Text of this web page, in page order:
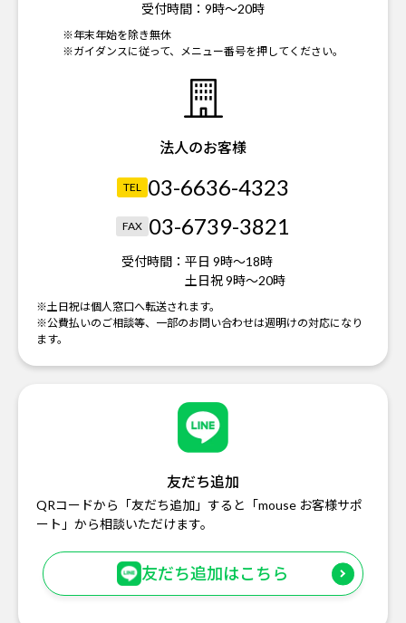
受付時間： 9時～20時
※年末年始を除き無休
※ガイダンスに従って、メニュー番号を押してください。
法人のお客様
TEL 03-6636-4323
FAX 03-6739-3821
受付時間： 平日 9時～18時
土日祝 9時～20時
※土日祝は個人窓口へ転送されます。
※公費払いのご相談等、一部のお問い合わせは週明けの対応になり
ます。
友だち追加
QRコードから「友だち追加」すると「mouse お客様サポ
ート」から相談いただけます。
友だち追加はこちら